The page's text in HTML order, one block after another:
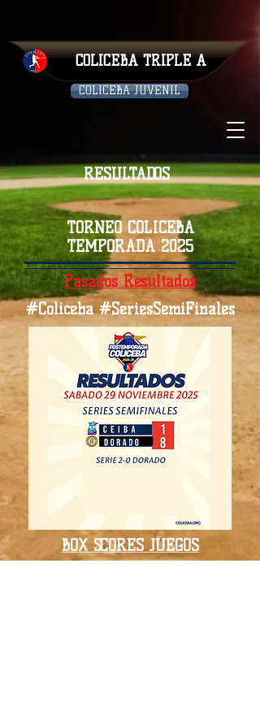
COLICEBA JUVENIL
COLICEBA TRIPLE A
RESULTADOS
TORNEO COLICEBA
TEMPORADA 2025
Pasados Resultados
#Coliceba #SeriesSemiFinales
BOX SCORES JUEGOS